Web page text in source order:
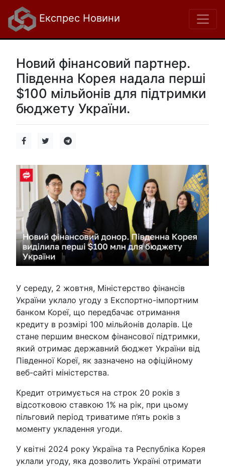
Експрес Новини
Новий фінансовий партнер.
Південна Корея надала перші
$100 мільйонів для підтримки
бюджету України.
У середу, 2 жовтня, Міністерство фінансів
України уклало угоду з Експортно-імпортним
банком Кореї, що передбачає отримання
кредиту в розмірі 100 мільйонів доларів. Це
стане першим внеском фінансової підтримки,
який отримає державний бюджет України від
Південної Кореї, як зазначено на офіційному
веб-сайті міністерства.
Кредит отримується на строк 20 років з
відсотковою ставкою 1% на рік, при цьому
пільговий період триватиме п’ять років з
моменту укладення угоди.
У квітні 2024 року Україна та Республіка Корея
уклали угоду, яка дозволить Україні отримати